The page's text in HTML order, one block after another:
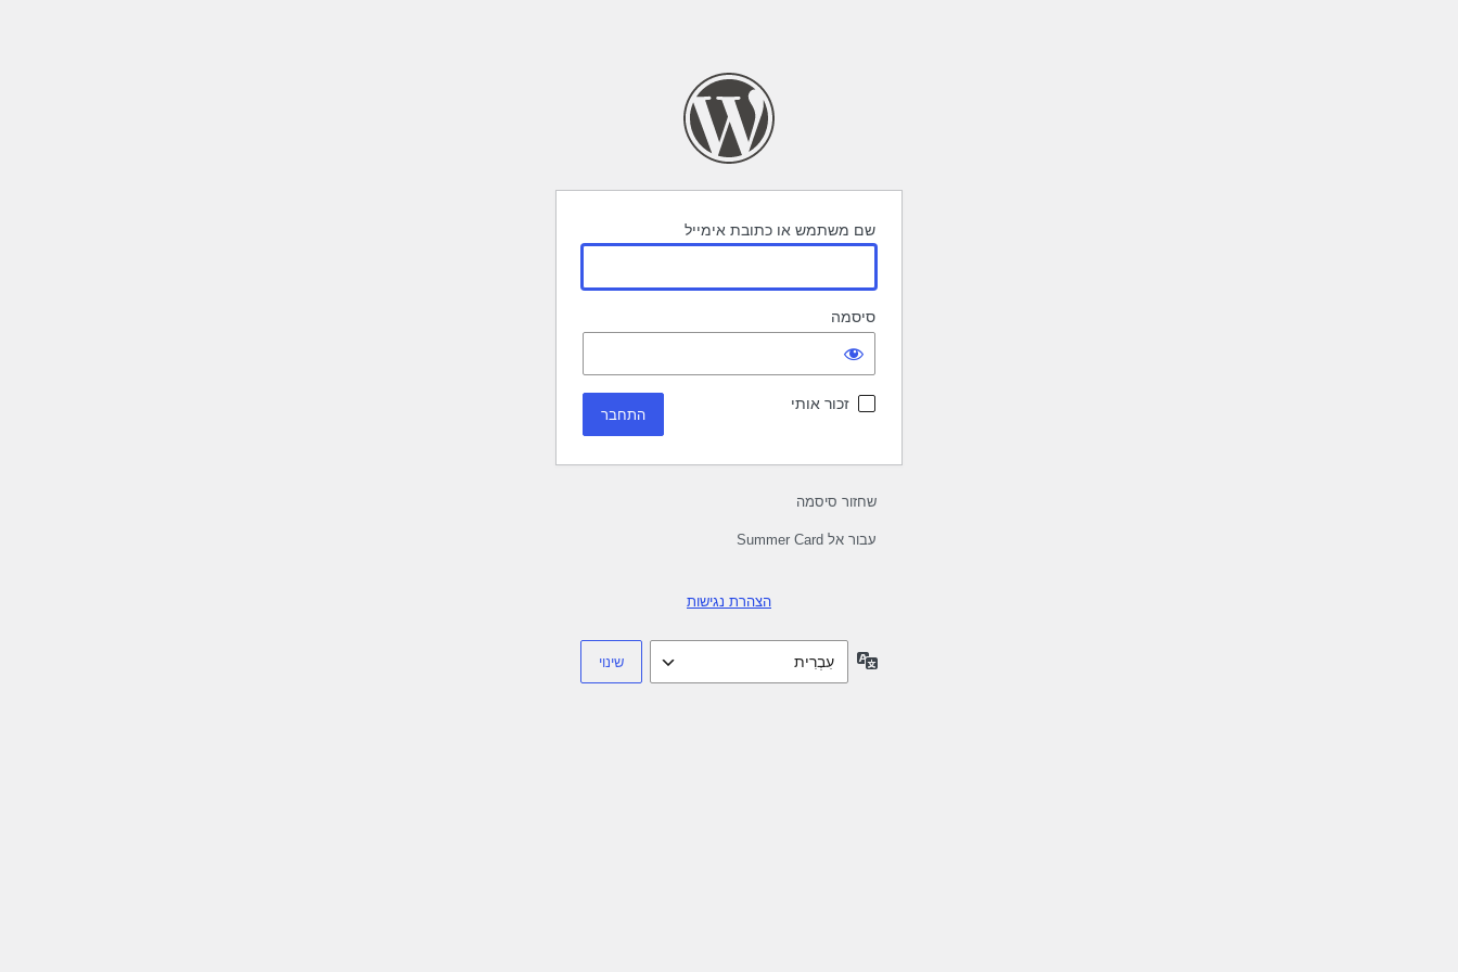
שם משתמש או כתובת אימייל
סיסמה
זכור אותי
שחזור סיסמה
עבור אל Summer Card
הצהרת נגישות
שפה